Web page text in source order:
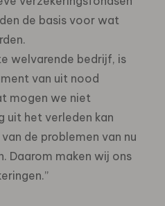
de basis voor wat
welvarende bedrijf, is
van uit nood
mogen we niet
uit het verleden kan
de problemen van nu
Daarom maken wij ons